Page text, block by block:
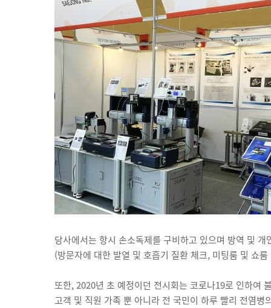
당사에서는 항시 손소독제를 구비하고 있으며 방역 및
(방문자에 대한 발열 및 호흡기 질환 체크, 미팅룸 및 쇼
또한, 2020년 초 예정이던 전시회는 코로나19로 인하여
고객 및 직원 가족 뿐 아니라 전 국민이 하루 빨리 전염병